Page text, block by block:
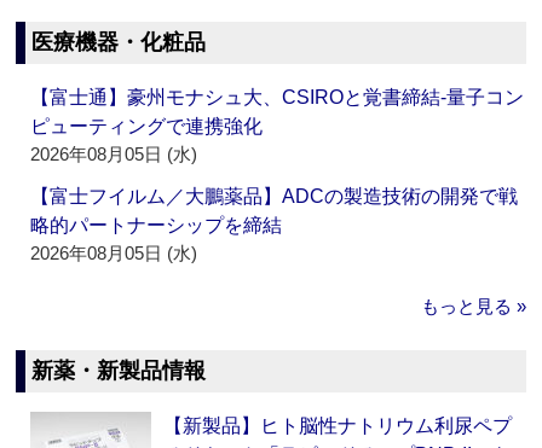
医療機器・化粧品
【富士通】豪州モナシュ大、CSIROと覚書締結‐量子コン
ピューティングで連携強化
2026年08月05日 (水)
【富士フイルム／大鵬薬品】ADCの製造技術の開発で戦
略的パートナーシップを締結
2026年08月05日 (水)
もっと見る »
新薬・新製品情報
【新製品】ヒト脳性ナトリウム利尿ペプ